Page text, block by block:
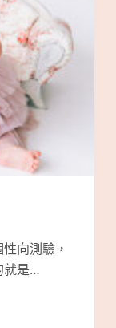
向測驗，
就是…